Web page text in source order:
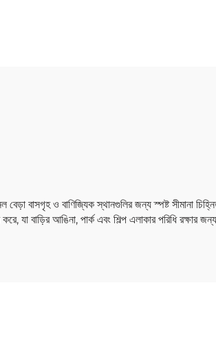
বেড়া বাসগৃহ ও বাণিজ্যিক স্থানগুলির জন্য স্পষ্ট সীমানা
যা বাড়ির আঙিনা, পার্ক এবং শিল্প এলাকার পরিধি রক্ষার